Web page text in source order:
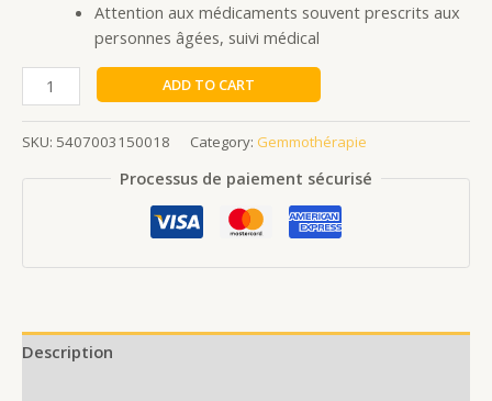
Attention aux médicaments souvent prescrits aux
personnes âgées, suivi médical
ADD TO CART
SKU: 5407003150018 Category: Gemmothérapie
Processus de paiement sécurisé
Description